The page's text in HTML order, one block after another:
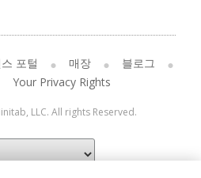
포털 매장
블로그
Your Privacy Rights
LLC. All rights Reserved.